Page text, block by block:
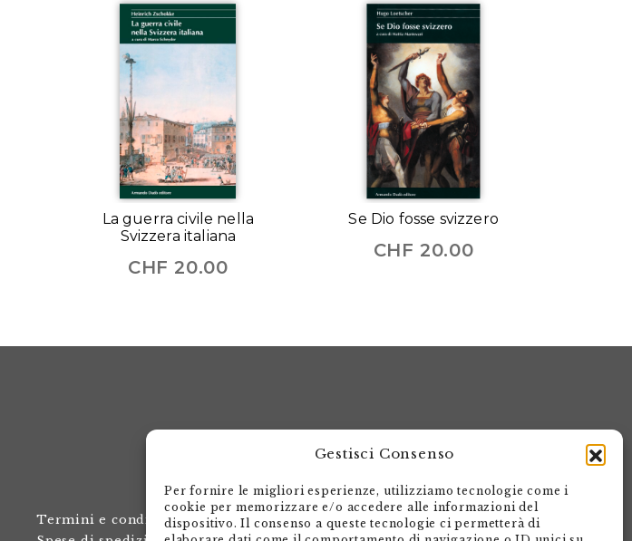
Gestisci Consenso
Per fornire le migliori esperienze, utilizziamo tecnologie come i
cookie per memorizzare e/o accedere alle informazioni del
dispositivo. Il consenso a queste tecnologie ci permetterà di
La guerra civile nella
Svizzera italiana
CHF 20.00
Se Dio fosse svizzero
CHF 20.00
Termini e condizioni
Armando Dadò Editore